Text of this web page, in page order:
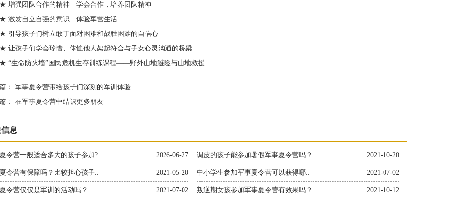
强团队合作的精神：学会合作，培养团队精神
发自立自强的意识，体验军营生活
导孩子们树立敢于面对困难和战胜困难的自信心
孩子们学会珍惜、体恤他人架起符合与子女心灵沟通的桥梁
命防火墙”国民危机生存训练课程——野外山地避险与山地救援
：
军事夏令营带给孩子们深刻的军训体验
：
在军事夏令营中结识更多朋友
息
2026-06-27
令营一般适合多大的孩子参加? 2021-10-20
调皮的孩子能参加暑假军事夏令营吗？
2021-05-20
令营有保障吗？比较担心孩子.. 2021-07-02
中小学生参加军事夏令营可以获得哪..
2021-07-02
令营仅仅是军训的活动吗？ 2021-10-12
叛逆期女孩参加军事夏令营有效果吗？